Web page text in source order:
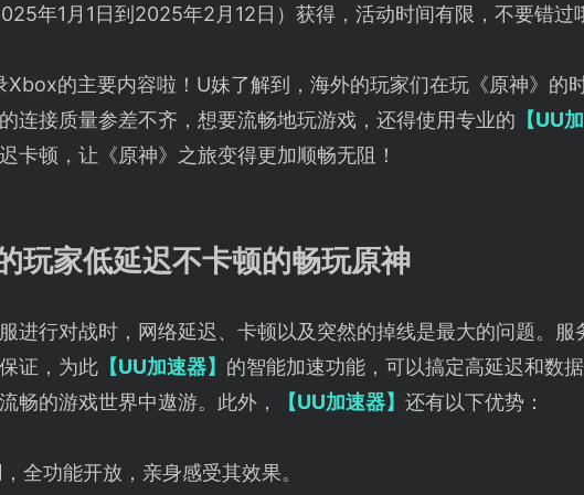
年1月1日到2025年2月12日）获得，活动时间有限，不要错过
的主要内容啦！U妹了解到，海外的玩家们在玩《原神》的
连接质量参差不齐，想要流畅地玩游戏，还得使用专业的 【UU
卡顿，让《原神》之旅变得更加顺畅无阻！
玩家低延迟不卡顿的畅玩原神
进行对战时，网络延迟、卡顿以及突然的掉线是最大的问题。服
证，为此 【UU加速器】 的智能加速功能，可以搞定高延迟和数
畅的游戏世界中遨游。此外，
【UU加速器】 还有以下优势：
全功能开放，亲身感受其效果。